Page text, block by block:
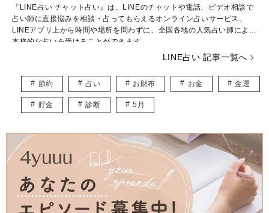
​『LINE占い チャット占い』は、LINEのチャットや電話、ビデオ相談で
占い師に直接悩みを相談・占ってもらえるオンライン占いサービス。
LINEアプリ上から時間や場所を問わずに、全国各地の人気占い師による
本格的な占いを受けることができます。
恋愛や仕事、人間関係等に関する相談もOK！
利用ユーザーの相談満足度は、95％！
※満足度90％以上に関する調査：2021年3月1日〜31日に投稿されたレ
ビューのうち★5の割合を算出
・サービスTOPhttps://lin.ee/1jOTBju/errq※LINEアプリをインスト
ールしているスマートフォンからアクセス可能。
・サービス公式ページhttps://fortune.line.me/talk/
・LINE公式アカウントhttps://lin.ee/t67BCZq/errq
・公式Twitterhttps://twitter.com/LINEfortune
LINE占い 記事一覧へ
節約 占い お財布 お金 金運
貯金 診断 5月